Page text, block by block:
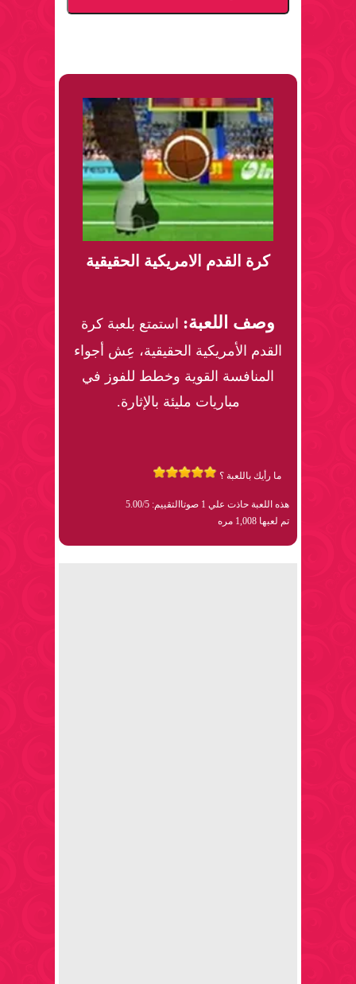
كرة القدم الامريكية الحقيقية
وصف اللعبة: استمتع بلعبة كرة
القدم الأمريكية الحقيقية، عِش أجواء
المنافسة القوية وخطط للفوز في
مباريات مليئة بالإثارة.
ما رأيك باللعبة ؟
هذه اللعبة حاذت علي 1 صوتا
التقييم: 5.00/5
تم لعبها 1,008 مره